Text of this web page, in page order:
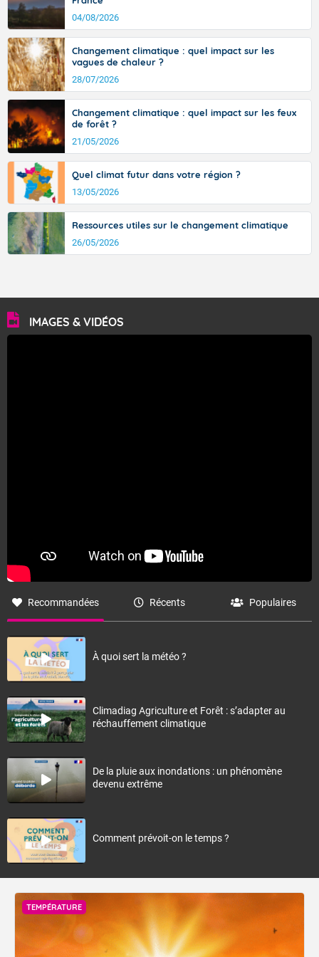
signifiant au-delà des monts, en allusion aux régions montagneuses
d’où provient ce vent.
04/08/2026
Changement climatique : quel impact sur les
vagues de chaleur ?
28/07/2026
Changement climatique : quel impact sur les feux
de forêt ?
21/05/2026
Quel climat futur dans votre région ?
13/05/2026
Ressources utiles sur le changement climatique
26/05/2026
IMAGES & VIDÉOS
Recommandées Récents Populaires
À quoi sert la météo ?
Climadiag Agriculture et Forêt : s’adapter au
réchauffement climatique
De la pluie aux inondations : un phénomène
devenu extrême
Comment prévoit-on le temps ?
TEMPÉRATURE